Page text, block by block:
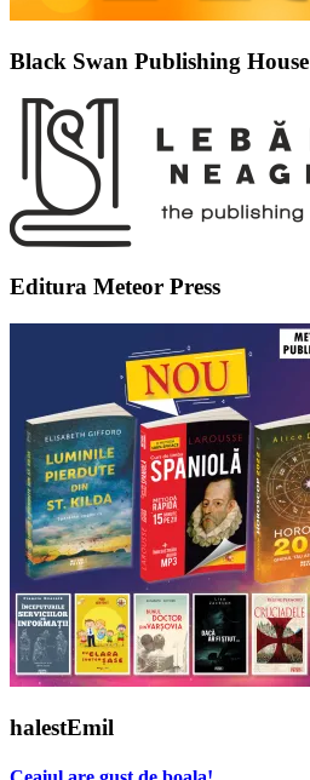
Black Swan Publishing House
Editura Meteor Press
halestEmil